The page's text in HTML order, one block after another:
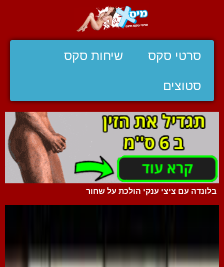
סרטי סקס שיחות סקס
סטוצים
בלונדה עם ציצי ענקי הולכת על שחור